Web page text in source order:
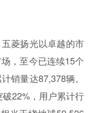
菱扬光以卓越的市
，至今已连续15个
销量达87,378辆。
22%，用户累计行